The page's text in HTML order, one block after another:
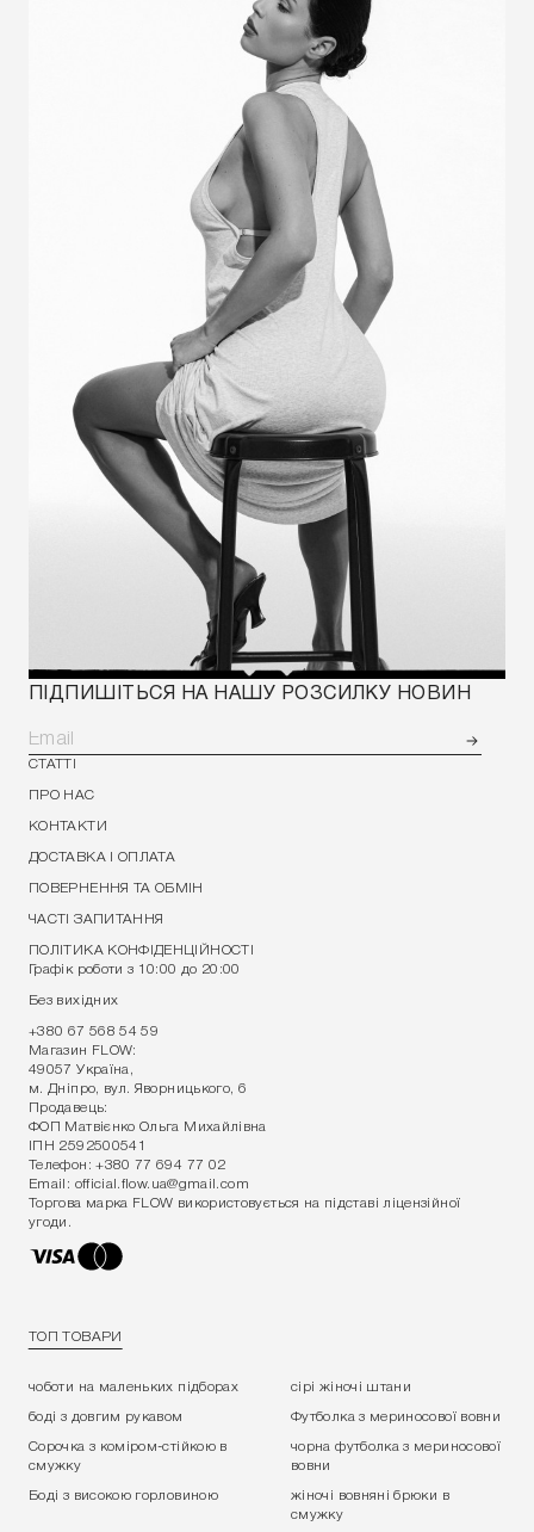
ЗАРЕЄСТРУВАТИСЯ
ПІДПИШІТЬСЯ НА НАШУ РОЗСИЛКУ НОВИН
СТАТТІ
ПРО НАС
КОНТАКТИ
ДОСТАВКА І ОПЛАТА
ПОВЕРНЕННЯ ТА ОБМІН
ЧАСТІ ЗАПИТАННЯ
ПОЛІТИКА КОНФІДЕНЦІЙНОСТІ
Графік роботи з 10:00 до 20:00
Без вихідних
+380 67 568 54 59
Магазин FLOW:
49057 Україна,
м. Дніпро, вул. Яворницького, 6
Продавець:
ФОП Матвієнко Ольга Михайлівна
ІПН 2592500541
Телефон:+380 77 694 77 02
Email: official.flow.ua@gmail.com
Торгова марка FLOW використовується на підставі ліцензійної
угоди.
ТОП ТОВАРИ
чоботи на маленьких підборах сірі жіночі штани
боді з довгим рукавом Футболка з мериносової вовни
Сорочка з коміром-стійкою в
смужку
чорна футболка з мериносової
вовни
Боді з високою горловиною
жіночі вовняні брюки в
смужку
Ми використовуємо файли cookie.